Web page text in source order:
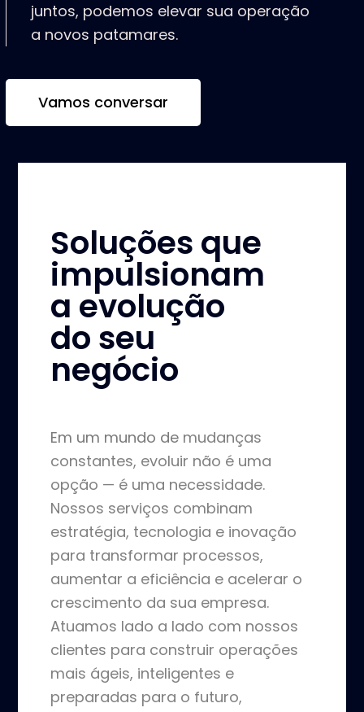
juntos, podemos elevar sua operação
a novos patamares.
Vamos conversar
Soluções que
impulsionam
a evolução
do seu
negócio
Em um mundo de mudanças
constantes, evoluir não é uma
opção — é uma necessidade.
Nossos serviços combinam
estratégia, tecnologia e inovação
para transformar processos,
aumentar a eficiência e acelerar o
crescimento da sua empresa.
Atuamos lado a lado com nossos
clientes para construir operações
mais ágeis, inteligentes e
preparadas para o futuro,